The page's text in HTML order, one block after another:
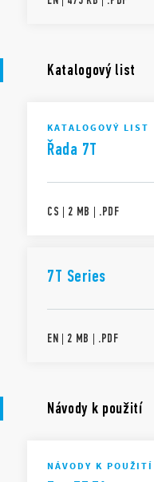
Katalogový list
KATALOGOVÝ LIST
Řada 7T
CS | 2 MB | .PDF
7T Series
EN | 2 MB | .PDF
Návody k použití
NÁVODY K POUŽITÍ